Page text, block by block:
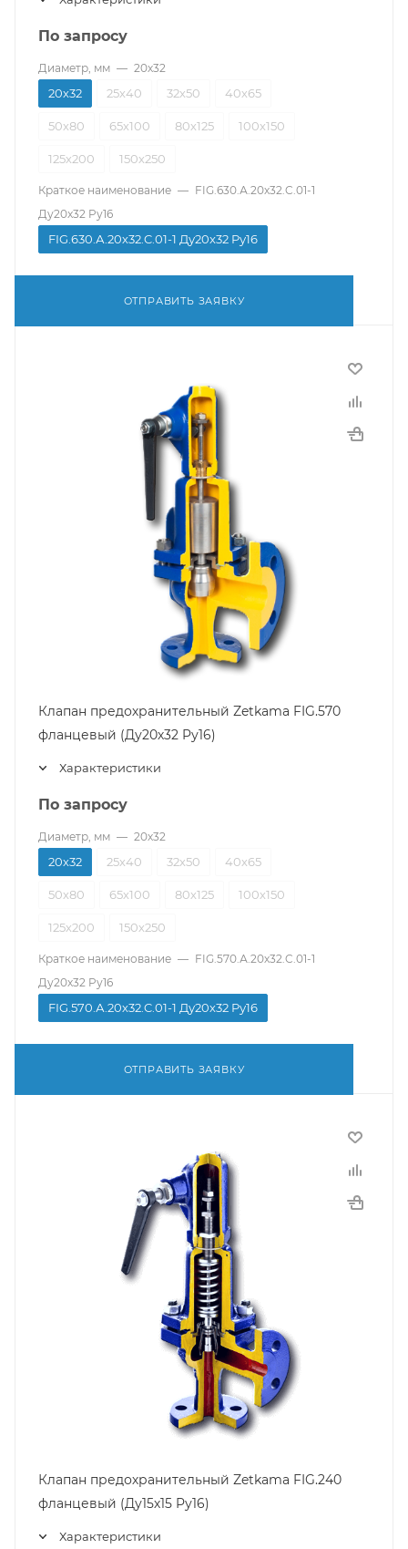
По запросу
Диаметр, мм — 20х32
20х32 25х40 32х50 40х65
50х80 65х100 80х125 100х150
125х200 150х250
Краткое наименование — FIG.630.А.20х32.C.01-1
Ду20x32 Pу16
FIG.630.А.20х32.C.01-1 Ду20x32 Pу16
ОТПРАВИТЬ ЗАЯВКУ
Клапан предохранительный Zetkama FIG.570
фланцевый (Ду20х32 Pу16)
Характеристики
По запросу
Диаметр, мм — 20х32
20х32 25х40 32х50 40х65
50х80 65х100 80х125 100х150
125х200 150х250
Краткое наименование — FIG.570.А.20х32.C.01-1
Ду20х32 Pу16
FIG.570.А.20х32.C.01-1 Ду20х32 Pу16
ОТПРАВИТЬ ЗАЯВКУ
Клапан предохранительный Zetkama FIG.240
фланцевый (Ду15х15 Pу16)
Характеристики